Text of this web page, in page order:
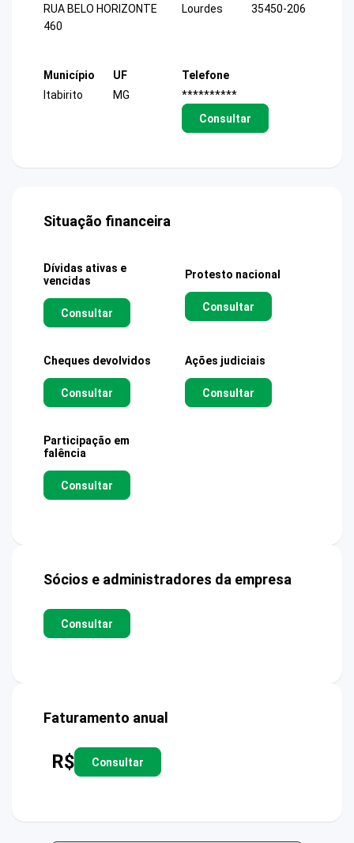
RUA BELO HORIZONTE
460
Lourdes
35450-206
Município
Itabirito
UF
MG
Telefone
**********
Consultar
Situação financeira
Dívidas ativas e
vencidas
Consultar
Protesto nacional
Consultar
Cheques devolvidos
Consultar
Ações judiciais
Consultar
Participação em
falência
Consultar
Sócios e administradores da empresa
Consultar
Faturamento anual
R$ Consultar